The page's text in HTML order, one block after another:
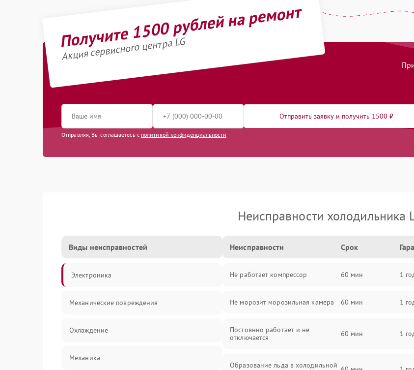
Получите 1500 рублей на ремонт
Акция сервисного центра LG
Отправить заявку и получить 1500 ₽
Отправляя, Вы соглашаетесь с политикой конфиденциальности
Неисправности холодильника
Виды неисправностей
Электроника
Механические повреждения
Охлаждение
Механика
Неисправности Срок
Не работает компрессор 60 мин 1
Не морозит морозильная камера 60 мин 1
Постоянно работает и не
отключается
60 мин 1
Образование льда в холодильной